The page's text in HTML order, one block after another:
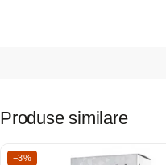
Produse similare
−3%